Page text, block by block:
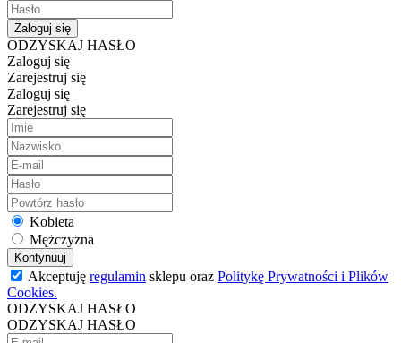
Zaloguj się
ODZYSKAJ HASŁO
Zaloguj się
Zarejestruj się
Zaloguj się
Zarejestruj się
Kobieta
Mężczyzna
Kontynuuj
Akceptuję regulamin sklepu oraz Politykę Prywatności i Plików
Cookies.
ODZYSKAJ HASŁO
ODZYSKAJ HASŁO